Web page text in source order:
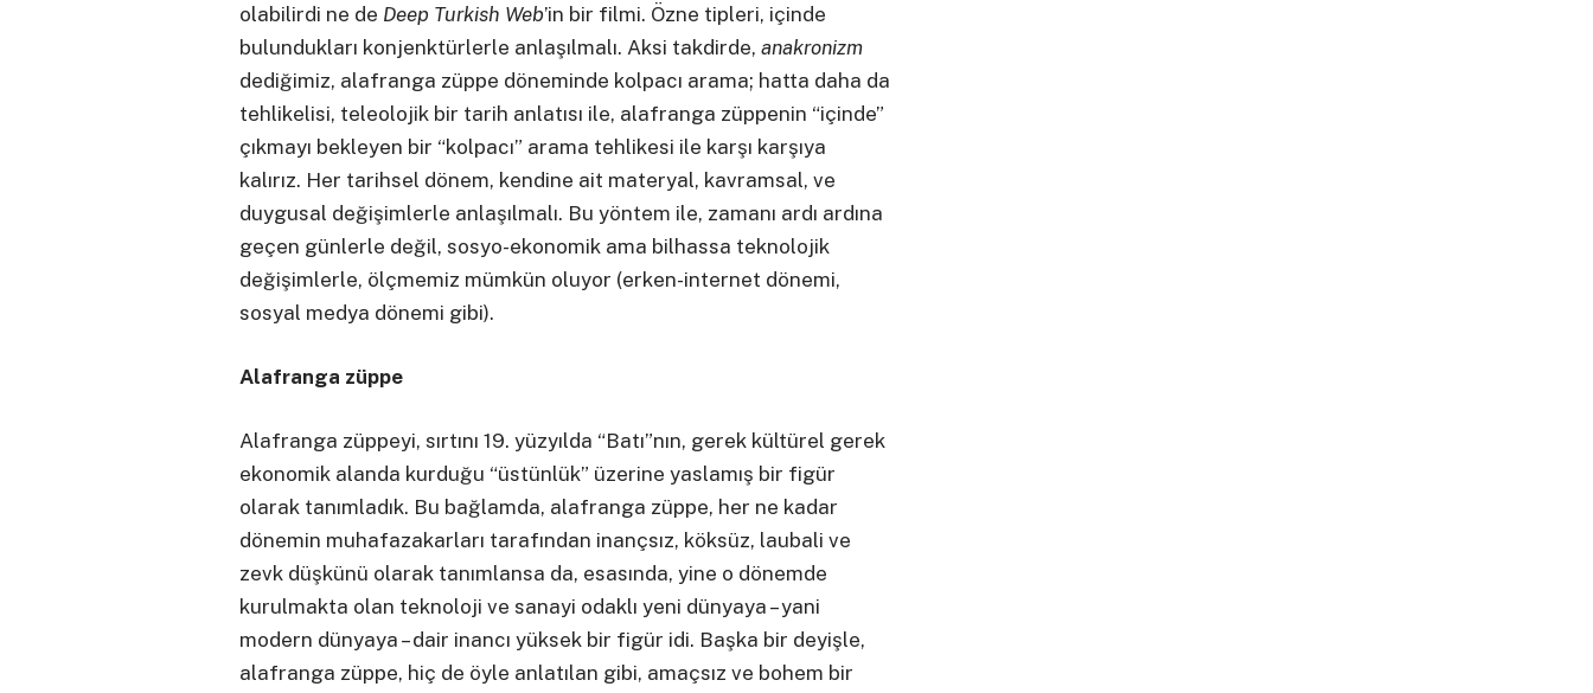
olabilirdi ne de Deep Turkish Web’in bir filmi. Özne tipleri, içinde
bulundukları konjenktürlerle anlaşılmalı. Aksi takdirde, anakronizm
dediğimiz, alafranga züppe döneminde kolpacı arama; hatta daha da
tehlikelisi, teleolojik bir tarih anlatısı ile, alafranga züppenin “içinde”
çıkmayı bekleyen bir “kolpacı” arama tehlikesi ile karşı karşıya
kalırız. Her tarihsel dönem, kendine ait materyal, kavramsal, ve
duygusal değişimlerle anlaşılmalı. Bu yöntem ile, zamanı ardı ardına
geçen günlerle değil, sosyo-ekonomik ama bilhassa teknolojik
değişimlerle, ölçmemiz mümkün oluyor (erken-internet dönemi,
sosyal medya dönemi gibi).
Alafranga züppe
Alafranga züppeyi, sırtını 19. yüzyılda “Batı”nın, gerek kültürel gerek
ekonomik alanda kurduğu “üstünlük” üzerine yaslamış bir figür
olarak tanımladık. Bu bağlamda, alafranga züppe, her ne kadar
dönemin muhafazakarları tarafından inançsız, köksüz, laubali ve
zevk düşkünü olarak tanımlansa da, esasında, yine o dönemde
kurulmakta olan teknoloji ve sanayi odaklı yeni dünyaya – yani
modern dünyaya – dair inancı yüksek bir figür idi. Başka bir deyişle,
alafranga züppe, hiç de öyle anlatılan gibi, amaçsız ve bohem bir